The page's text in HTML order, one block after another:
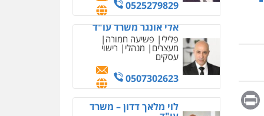
Message
Print
0525279829
אלי אונגר משרד עו"ד
פלילי פשיעה חמורה
מעצרים מנהלי רישוי
עסקים
0507302623
לוי מלאך דדון – משרד
מחיקת כתבות מגוגל
ודחיקת אזכורים שליליים
שירותים מקצועיים לעורכי
דין
0522508109
אחסון אתרים
מהירות הגנה גיבוי
תמיכה שירותים מקצועיים
לעורכי דין